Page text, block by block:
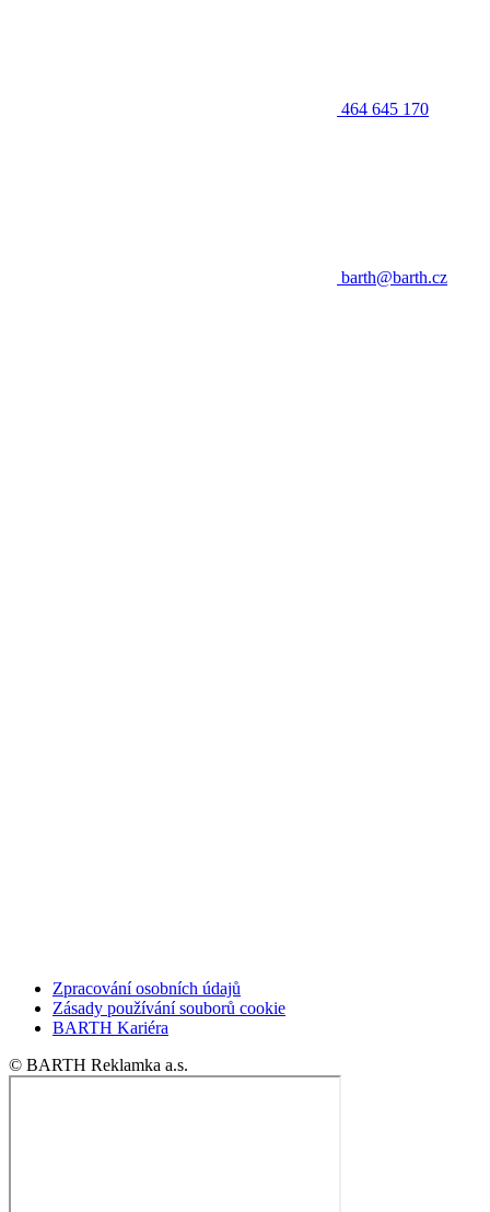
464 645 170
barth@barth.cz
Zpracování osobních údajů
Zásady používání souborů cookie
BARTH Kariéra
© BARTH Reklamka a.s.